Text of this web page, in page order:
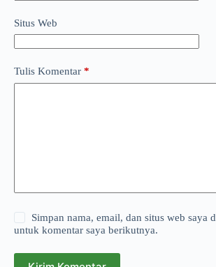
Situs Web
Tulis Komentar *
Simpan nama, email, dan situs web saya
untuk komentar saya berikutnya.